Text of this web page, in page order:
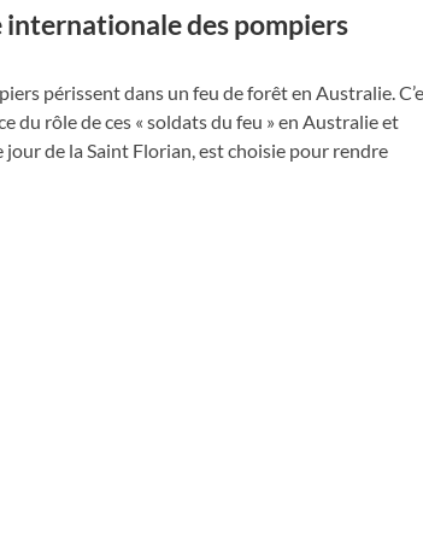
internationale des pompiers
périssent dans un feu de forêt en Australie.
du rôle de ces « soldats du feu » en Australie et
jour de la Saint Florian, est choisie pour rendre